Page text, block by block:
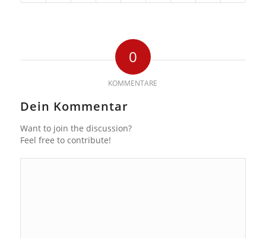
0
KOMMENTARE
Dein Kommentar
Want to join the discussion?
Feel free to contribute!